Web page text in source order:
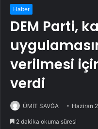
Haber
DEM Parti,
verilmesi
verdi
ÜMİT SAVĞA Haziran
2 dakika okuma süresi